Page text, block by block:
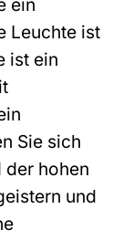
ein
Leuchte ist
ist ein
Sie sich
hohen
und